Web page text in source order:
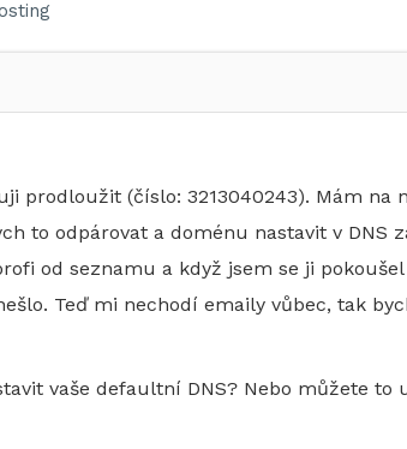
prodloužit (číslo: 3213040243). Mám na
to odpárovat a doménu nastavit v DNS
od seznamu a když jsem se ji pokoušel
Teď mi nechodí emaily vůbec, tak
vaše defaultní DNS? Nebo můžete to